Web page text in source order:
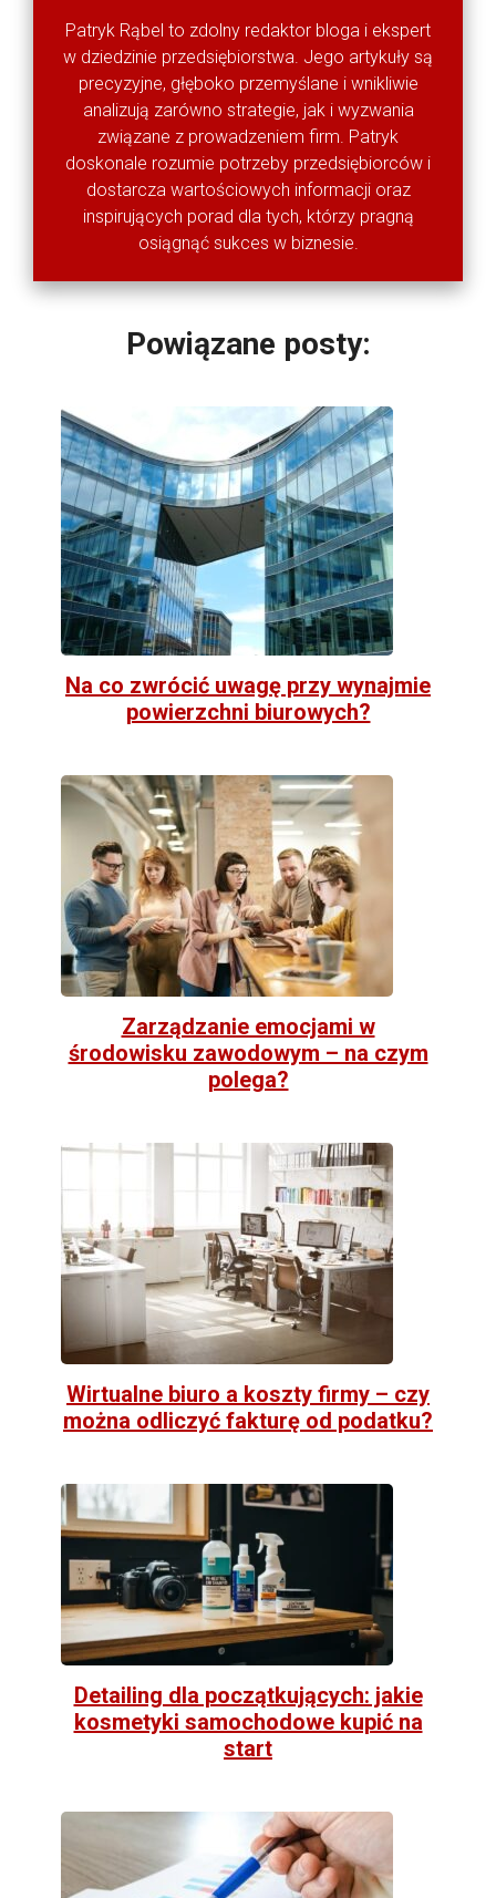
Patryk Rąbel to zdolny redaktor bloga i ekspert
w dziedzinie przedsiębiorstwa. Jego artykuły są
precyzyjne, głęboko przemyślane i wnikliwie
analizują zarówno strategie, jak i wyzwania
związane z prowadzeniem firm. Patryk
doskonale rozumie potrzeby przedsiębiorców i
dostarcza wartościowych informacji oraz
inspirujących porad dla tych, którzy pragną
osiągnąć sukces w biznesie.
Powiązane posty:
Na co zwrócić uwagę przy wynajmie
powierzchni biurowych?
Zarządzanie emocjami w
środowisku zawodowym – na czym
polega?
Wirtualne biuro a koszty firmy – czy
można odliczyć fakturę od podatku?
Detailing dla początkujących: jakie
kosmetyki samochodowe kupić na
start